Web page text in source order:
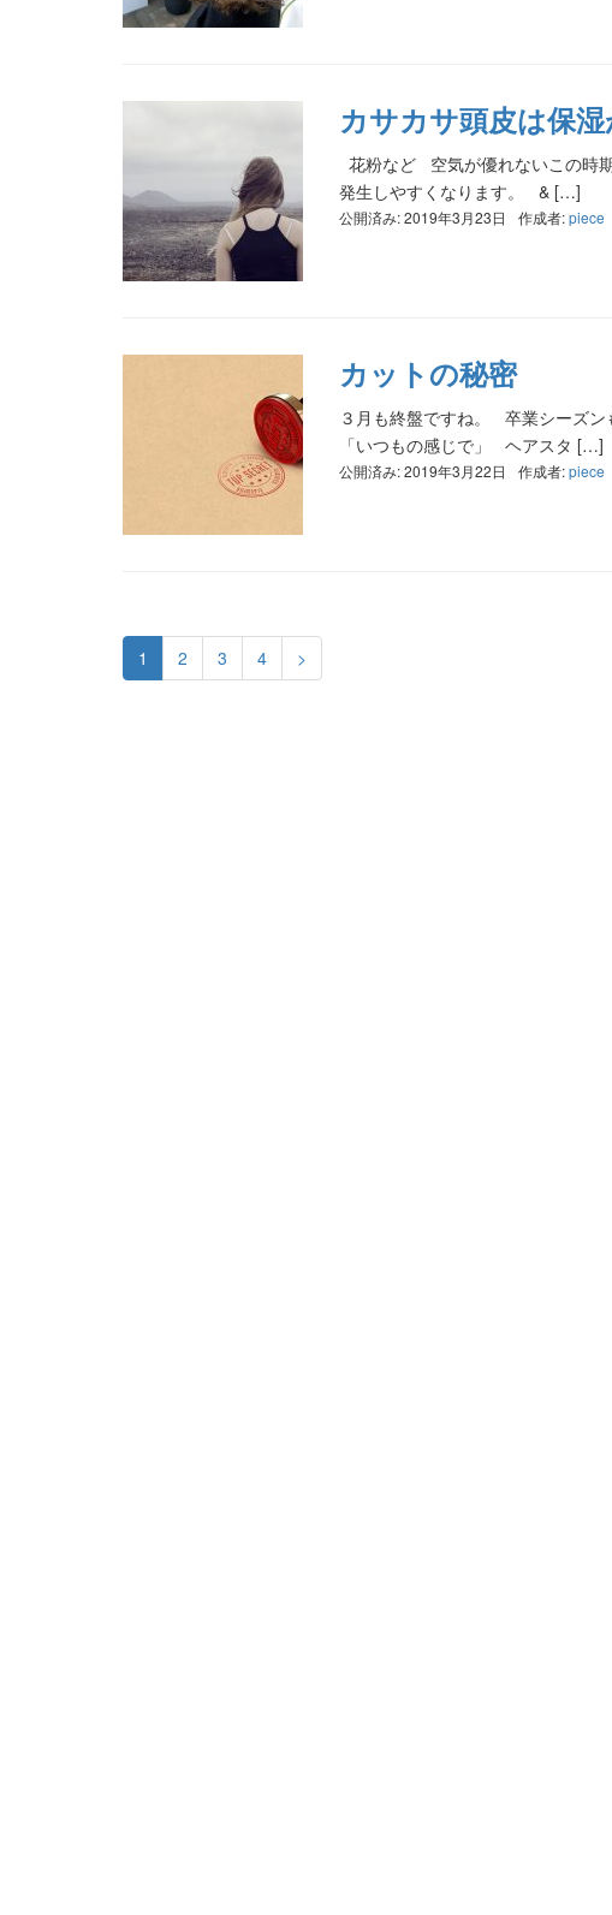
カサカサ頭皮は保
花粉など 空気が優れないこの時
発生しやすくなります。 & […]
公開済み: 2019年3月23日 作成者:piece
カットの秘密
３月も終盤ですね。 卒業シーズ
「いつもの感じで」 ヘアスタ […]
公開済み: 2019年3月22日 作成者:piece
1 2 3 4 >